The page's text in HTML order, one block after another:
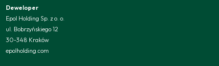
Deweloper
Epol Holding Sp. z o. o.
ul. Bobrzyńskiego 12
30-348 Kraków
epolholding.com